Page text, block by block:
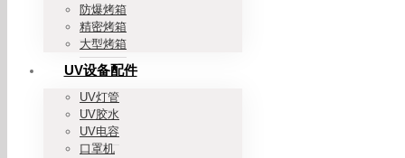
防爆烤箱
精密烤箱
大型烤箱
UV设备配件
UV灯管
UV胶水
UV电容
口罩机